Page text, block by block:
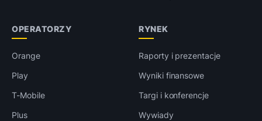
OPERATORZY
Orange
Play
T-Mobile
Plus
RYNEK
Raporty i prezentacje
Wyniki finansowe
Targi i konferencje
Wywiady